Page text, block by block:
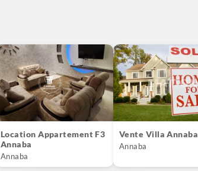
Location Appartement F3
Annaba
Annaba
Vente Villa Annaba
Annaba